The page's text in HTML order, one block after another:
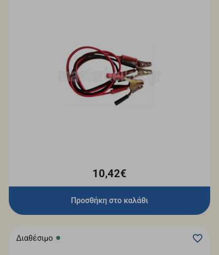
10,42€
Προσθήκη στο καλάθι
Διαθέσιμο